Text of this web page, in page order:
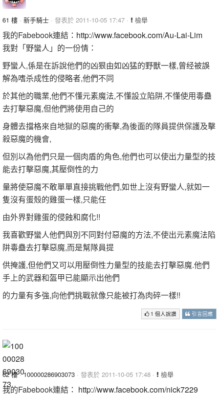
61 樓 · 新手騎士 · 發表於 2011-10-05 17:47 · 檢舉
我的Fabebook連結： http://www.facebook.com/Au-Lai-Lim
我對「野蠻人」的一份情：
野蠻人,係是在訴說他們的凶狠由如凶猛的野獸一樣,曾经被誤
解為嗜杀成性的侵略者,他們不同
於其他的職業,他們不懂元素魔法,不懂設立陷阱,不懂使用毒蠱
去打擊惡魔,但他們將使用自己的
身體去擋格來自地獄的惡魔的衝擊,為後面的隊員提供保護及擊
殺惡魔的機會,
但別以為他們只是一個肉盾的角色,他們也可以使出力量型的技
能去打擊惡魔,其壓倒性的力
量將使惡魔不敢單單直接挑戰他們,如世上沒有野蠻人,就如一
隻沒有蛋殼的雞蛋一樣,只能任
由外界對雞蛋的侵蝕和腐化!!
我喜歡野蠻人他們與別不同對付惡魔的方法,不使出元素魔法陷
阱毒蠱去打擊惡魔,而是幫隊員提
供掩護,但他們又可以用壓倒性力量型的技能去打擊惡魔.他們
手上的武器和盔甲已能顯示出他們
的力量有多強,向他們挑戰就像只能被打為肉碎一樣!!
1 個人說讚 引言回應
62 樓·100000286903073 · 發表於 2011-10-05 17:48 · 檢舉
我的Fabebook連結： http://www.facebook.com/nick7229